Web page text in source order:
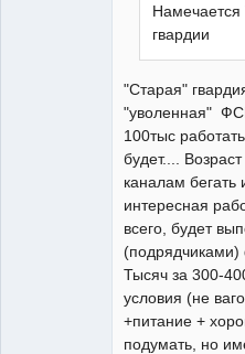
Намечается
гвардии
"Старая"
"уволенная"
100тыс
будет....
каналам бегать
интересная
всего, будет
Тысяч за 300-
условия (не
+питание +
подумать, но